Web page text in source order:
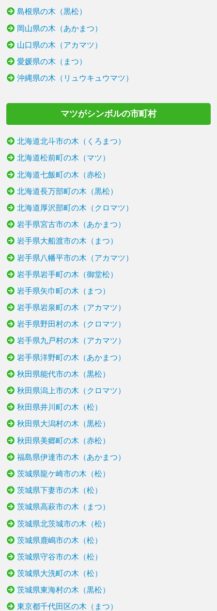
島根県の木（黒松）
岡山県の木（あかまつ）
山口県の木（アカマツ）
愛媛県の木（まつ）
沖縄県の木（リュウキュウマツ）
マツがシンボルの市町村
北海道北斗市の木（くろまつ）
北海道松前町の木（マツ）
北海道七飯町の木（赤松）
北海道長万部町の木（黒松）
北海道厚沢部町の木（クロマツ）
岩手県宮古市の木（あかまつ）
岩手県大船渡市の木（まつ）
岩手県八幡平市の木（アカマツ）
岩手県岩手町の木（御堂松）
岩手県矢巾町の木（まつ）
岩手県岩泉町の木（アカマツ）
岩手県野田村の木（クロマツ）
岩手県九戸村の木（アカマツ）
岩手県洋野町の木（あかまつ）
秋田県能代市の木（黒松）
秋田県潟上市の木（クロマツ）
秋田県井川町の木（松）
秋田県大潟村の木（黒松）
秋田県美郷町の木（赤松）
福島県伊達市の木（あかまつ）
茨城県龍ケ崎市の木（松）
茨城県下妻市の木（松）
茨城県高萩市の木（まつ）
茨城県北茨城市の木（松）
茨城県鹿嶋市の木（松）
茨城県守谷市の木（松）
茨城県大洗町の木（松）
茨城県東海村の木（黒松）
東京都千代田区の木（まつ）